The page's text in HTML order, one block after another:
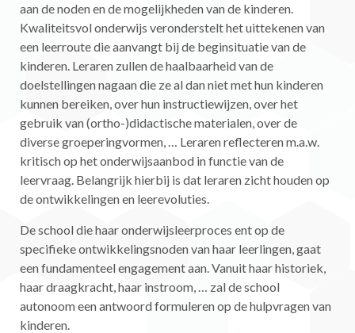
aan de noden en de mogelijkheden van de kinderen.
Kwaliteitsvol onderwijs veronderstelt het uittekenen van
een leerroute die aanvangt bij de beginsituatie van de
kinderen. Leraren zullen de haalbaarheid van de
doelstellingen nagaan die ze al dan niet met hun kinderen
kunnen bereiken, over hun instructiewijzen, over het
gebruik van (ortho-)didactische materialen, over de
diverse groeperingvormen, … Leraren reflecteren m.a.w.
kritisch op het onderwijsaanbod in functie van de
leervraag. Belangrijk hierbij is dat leraren zicht houden op
de ontwikkelingen en leerevoluties.
De school die haar onderwijsleerproces ent op de
specifieke ontwikkelingsnoden van haar leerlingen, gaat
een fundamenteel engagement aan. Vanuit haar historiek,
haar draagkracht, haar instroom, … zal de school
autonoom een antwoord formuleren op de hulpvragen van
kinderen.